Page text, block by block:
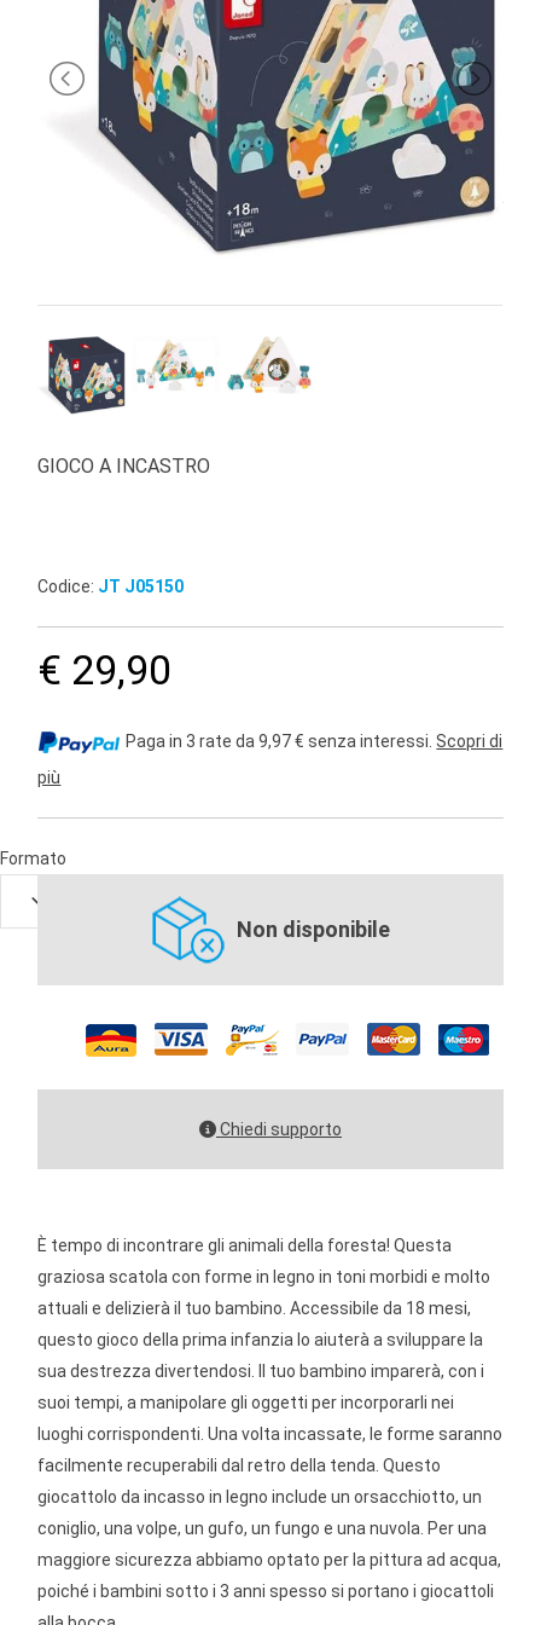
PUZZLE
SYLVANIAN
BRAND
GIOCO A INCASTRO
Codice: JT J05150
€ 29,90
Paga in 3 rate da 9,97 € senza interessi.Scopri di
più
Formato
Non disponibile
Chiedi supporto
È tempo di incontrare gli animali della foresta! Questa
graziosa scatola con forme in legno in toni morbidi e molto
attuali e delizierà il tuo bambino. Accessibile da 18 mesi,
questo gioco della prima infanzia lo aiuterà a sviluppare la
sua destrezza divertendosi. Il tuo bambino imparerà, con i
suoi tempi, a manipolare gli oggetti per incorporarli nei
luoghi corrispondenti. Una volta incassate, le forme saranno
facilmente recuperabili dal retro della tenda. Questo
giocattolo da incasso in legno include un orsacchiotto, un
coniglio, una volpe, un gufo, un fungo e una nuvola. Per una
maggiore sicurezza abbiamo optato per la pittura ad acqua,
poiché i bambini sotto i 3 anni spesso si portano i giocattoli